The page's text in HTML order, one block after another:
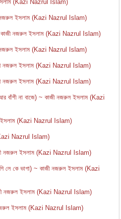
(Kazi Nazrul Islam)
নজরুল ইসলাম (Kazi Nazrul Islam)
কাজী নজরুল ইসলাম (Kazi Nazrul Islam)
নজরুল ইসলাম (Kazi Nazrul Islam)
নজরুল ইসলাম (Kazi Nazrul Islam)
নজরুল ইসলাম (Kazi Nazrul Islam)
না বাজে) ~ কাজী নজরুল ইসলাম (Kazi
ইসলাম (Kazi Nazrul Islam)
Nazrul Islam)
নজরুল ইসলাম (Kazi Nazrul Islam)
কে ভাগা) ~ কাজী নজরুল ইসলাম (Kazi
নজরুল ইসলাম (Kazi Nazrul Islam)
ইসলাম (Kazi Nazrul Islam)